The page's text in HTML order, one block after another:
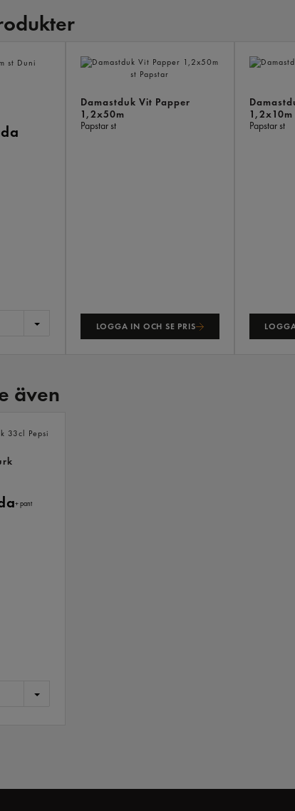
Damastduk Vit Papper
1,2x50m
Papstarst
LOGGA IN OCH SE PRIS
1,2x10m
Papstarst
även
+ pant